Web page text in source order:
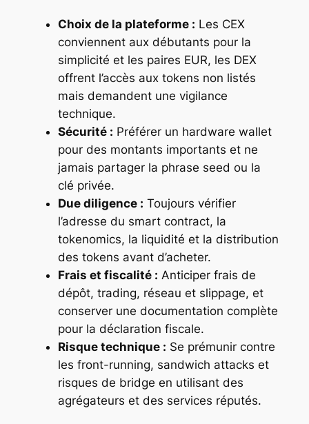
Choix de la plateforme : Les CEX
conviennent aux débutants pour la
simplicité et les paires EUR, les DEX
offrent l’accès aux tokens non listés
mais demandent une vigilance
technique.
Sécurité : Préférer un hardware wallet
pour des montants importants et ne
jamais partager la phrase seed ou la
clé privée.
Due diligence : Toujours vérifier
l’adresse du smart contract, la
tokenomics, la liquidité et la distribution
des tokens avant d’acheter.
Frais et fiscalité : Anticiper frais de
dépôt, trading, réseau et slippage, et
conserver une documentation complète
pour la déclaration fiscale.
Risque technique : Se prémunir contre
les front-running, sandwich attacks et
risques de bridge en utilisant des
agrégateurs et des services réputés.